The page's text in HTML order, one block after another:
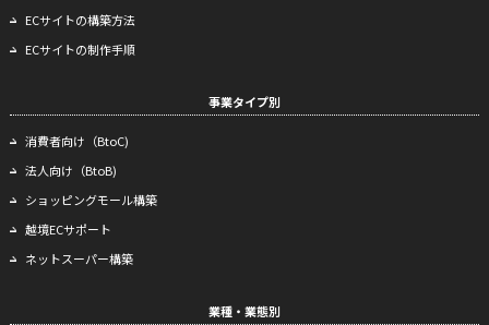
ECサイトの構築方法
ECサイトの制作手順
事業タイプ別
消費者向け（BtoC)
法人向け（BtoB)
ショッピングモール構築
越境ECサポート
ネットスーパー構築
業種・業態別